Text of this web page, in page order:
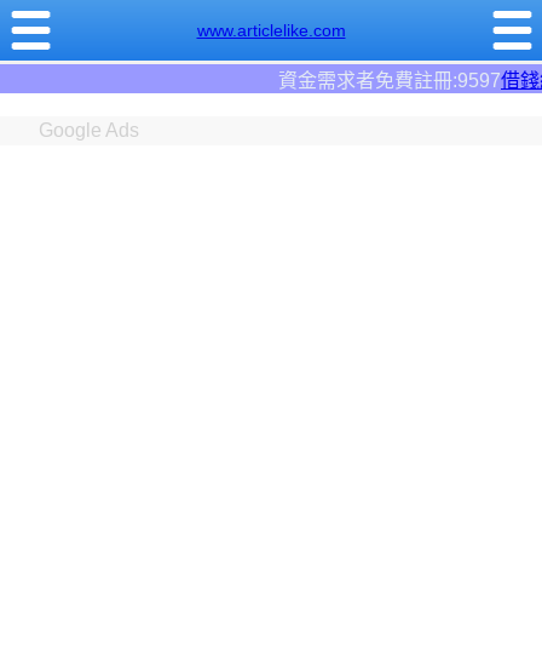
www.articlelike.com
資金需求者免費註冊:9597借錢網。全台前三大借
Google Ads